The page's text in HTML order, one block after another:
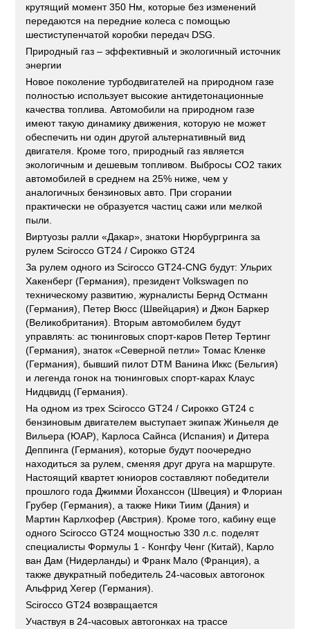
крутящий момент 350 Нм, которые без изменений
передаются на передние колеса с помощью
шестиступенчатой коробки передач DSG.
Природный газ – эффективный и экологичный источник
энергии
Новое поколение турбодвигателей на природном газе
полностью использует высокие антидетонационные
качества топлива. Автомобили на природном газе
имеют такую динамику движения, которую не может
обеспечить ни один другой альтернативный вид
двигателя. Кроме того, природный газ является
экологичным и дешевым топливом. Выбросы CO2 таких
автомобилей в среднем на 25% ниже, чем у
аналогичных бензиновых авто. При сгорании
практически не образуется частиц сажи или мелкой
пыли.
Виртуозы ралли «Дакар», знатоки Нюрбургринга за
рулем Scirocco GT24 / Сирокко GT24
За рулем одного из Scirocco GT24-CNG будут: Ульрих
Хакенберг (Германия), президент Volkswagen по
техническому развитию, журналисты Бернд Остманн
(Германия), Петер Вюсс (Швейцария) и Джон Баркер
(Великобритания). Вторым автомобилем будут
управлять: ас тюнинговых спорт-каров Петер Тертинг
(Германия), знаток «Северной петли» Томас Кленке
(Германия), бывший пилот DTM Ванина Иккс (Бельгия)
и легенда гонок на тюнинговых спорт-карах Клаус
Нидцвидц (Германия).
На одном из трех Scirocco GT24 / Сирокко GT24 с
бензиновым двигателем выступает экипаж Жиньеля де
Вильера (ЮАР), Карлоса Сайнса (Испания) и Дитера
Деппинга (Германия), которые будут поочередно
находиться за рулем, сменяя друг друга на маршруте.
Настоящий квартет юниоров составляют победители
прошлого года Джимми Йоханссон (Швеция) и Флориан
Грубер (Германия), а также Ники Тиим (Дания) и
Мартин Карлхофер (Австрия). Кроме того, кабину еще
одного Scirocco GT24 мощностью 330 л.с. поделят
специалисты Формулы 1 - Конгфу Ченг (Китай), Карло
ван Дам (Нидерланды) и Франк Мало (Франция), а
также двукратный победитель 24-часовых автогонок
Альфрид Хегер (Германия).
Scirocco GT24 возвращается
Участвуя в 24-часовых автогонках на трассе